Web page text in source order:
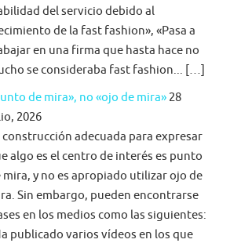
del servicio debido al
de la fast fashion», «Pasa a
en una firma que hasta hace no
se consideraba fast fashion... […]
de mira», no «ojo de mira» 28
2026
construcción adecuada para expresar
algo es el centro de interés es punto
mira, y no es apropiado utilizar ojo de
Sin embargo, pueden encontrarse
en los medios como las siguientes:
publicado varios vídeos en los que